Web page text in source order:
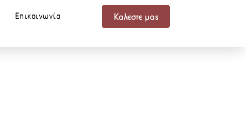
Επικοινωνία Καλέστε μας